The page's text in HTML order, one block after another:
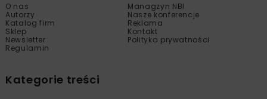
O nas
Managzyn NBI
Autorzy
Nasze konferencje
Katalog firm
Reklama
Sklep
Kontakt
Newsletter
Polityka prywatności
Regulamin
Kategorie treści